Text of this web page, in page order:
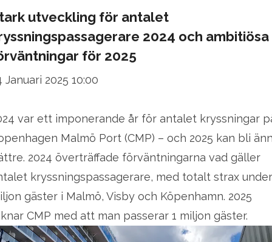
utveckling för antalet
2024 och ambitiösa
för 2025
Januari 2025 10:00
var ett imponerande år för antalet kryssningar
Malmö Port (CMP) – och 2025 kan bli
2024 överträffade förväntningarna vad gäller
kryssningspassagerare, med totalt strax
gäster i Malmö, Visby och Köpenhamn. 2025
CMP med att man passerar 1 miljon gäster.